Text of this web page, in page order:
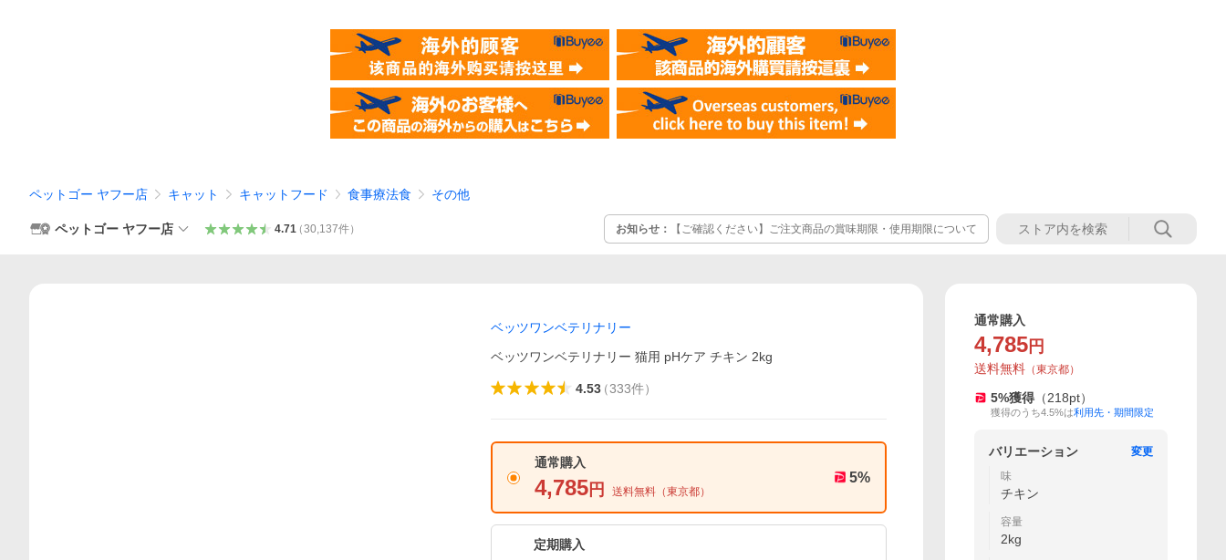
ペットゴー ヤフー店 キャット キャットフード 食事療法食 その他
ペットゴー ヤフー店 4.71（30,137件） お知らせ： 【ご確認ください】ご注文商品の賞味期限・使用期限について
ベッツワンベテリナリー
ベッツワンベテリナリー 猫用 pHケア チキン 2kg
4.53（333件）
通常購入
4,785 円 送料無料（東京都）
5%
定期購入
通常購入
4,785 円
送料無料 （東京都）
5%獲得 （218pt）
獲得のうち4.5%は利用先・期間限定
バリエーション
変更
味
チキン
容量
2kg